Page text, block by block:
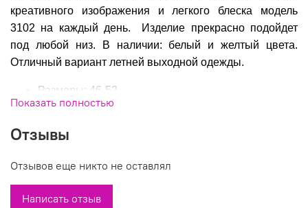
креативного изображения и легкого блеска модель
3102 на каждый день. Изделие прекрасно подойдет
под любой низ. В наличии: белый и желтый цвета.
Отличный вариант летней выходной одежды.
Размеры: 46-52
Состав: 96%коттон,4%эластан
магазинах У Стаса. Футболка 3102: описание, фото, состав,
производитель.
Показать полностью
Отзывы
Отзывов еще никто не оставлял
Написать отзыв